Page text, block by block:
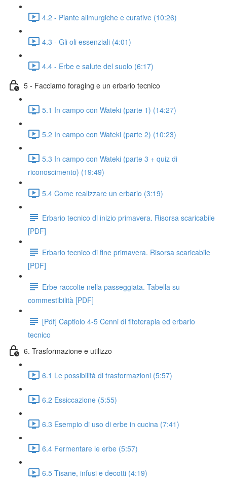
4.2 - Piante alimurgiche e curative (10:26)
4.3 - Gli oli essenziali (4:01)
4.4 - Erbe e salute del suolo (6:17)
5 - Facciamo foraging e un erbario tecnico
5.1 In campo con Wateki (parte 1) (14:27)
5.2 In campo con Wateki (parte 2) (10:23)
5.3 In campo con Wateki (parte 3 + quiz di
riconoscimento) (19:49)
5.4 Come realizzare un erbario (3:19)
Erbario tecnico di inizio primavera. Risorsa scaricabile
[PDF]
Erbario tecnico di fine primavera. Risorsa scaricabile
[PDF]
Erbe raccolte nella passeggiata. Tabella su
commestibilità [PDF]
[Pdf] Captiolo 4-5 Cenni di fitoterapia ed erbario
tecnico
6. Trasformazione e utilizzo
6.1 Le possibilità di trasformazioni (5:57)
6.2 Essiccazione (5:55)
6.3 Esempio di uso di erbe in cucina (7:41)
6.4 Fermentare le erbe (5:57)
6.5 Tisane, infusi e decotti (4:19)